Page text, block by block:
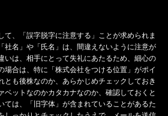
て、「誤字脱字に注意する」ことが求められま
社名」や「氏名」は、間違えないように注意が
いは、相手にとって失礼にあたるため、細心の
場合は、特に「株式会社をつける位置」がポイ
とも後株なのか、あらかじめチェックしておき
ベットなのかカタカナなのか、確認しておくと
ては、「旧字体」が含まれていることがあるた